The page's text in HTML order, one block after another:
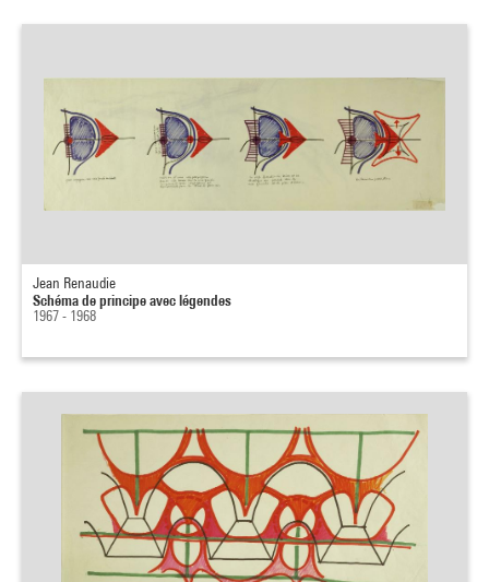
Jean Renaudie
Schéma de principe avec légendes
1967 - 1968